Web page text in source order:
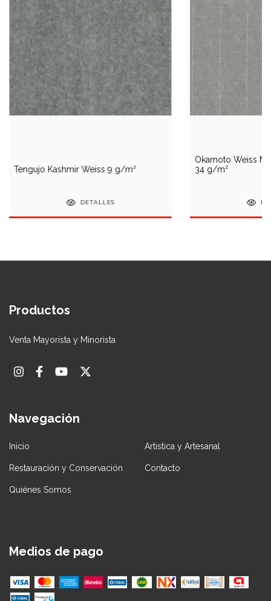
Tengujo Kashmir Weiss 9 g/m²
DETALLES
Okamoto Weiss
34 g/m²
Productos
Venta Mayorista y Minorista
Navegación
Inicio Artistica y Artesanal
Restauración y Conservación Contacto
Quiénes Somos
Medios de pago